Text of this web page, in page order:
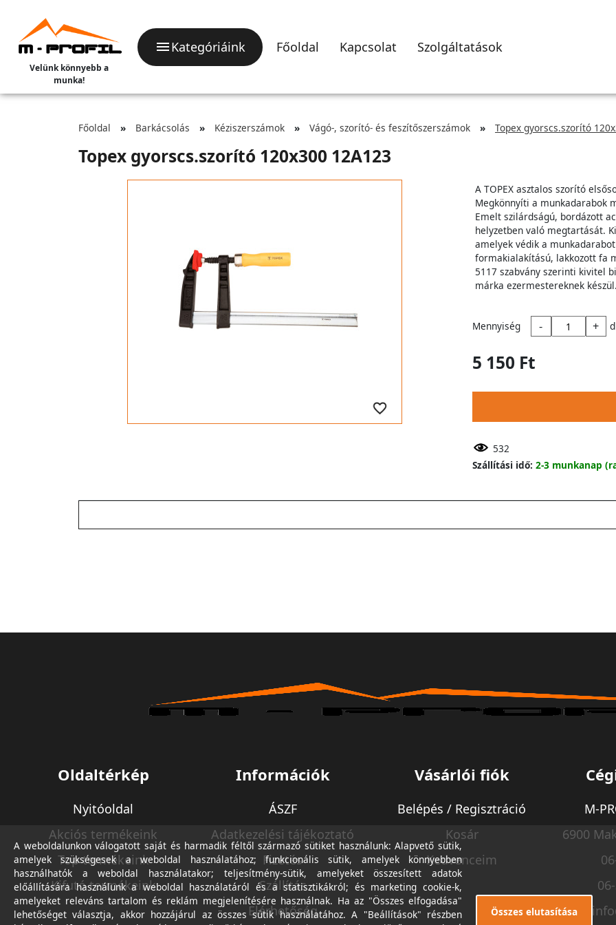
Velünk könnyebb a
munka!
Kategóriáink Főoldal Kapcsolat Szolgáltatások
Főoldal Barkácsolás Kéziszerszámok Vágó-, szorító- és feszítőszerszámok Topex gyorscs.szorító
Topex gyorscs.szorító 120x300 12A123
A TOPEX asztalos szorító
Megkönnyíti a munkadarabok
Emelt szilárdságú, bordázott
helyzetben való megtartását.
amelyek védik a
formakialakítású, lakkozott fa
5117 szabvány szerinti kivitel
márka ezermestereknek készül.
Mennyiség - +
5 150 Ft
532
Szállítási idő: 2-3 munkanap
Oldaltérkép
Nyitóoldal
Akciós termékeink
Top termékeink
Kifutó termékeink
Információk
ÁSZF
Adatkezelési tájékoztató
Fizetés
Szállítás
Elérhetőség
Vásárlói fiók
Belépés / Regisztráció
Kosár
Kedvenceim
M-
6900
A weboldalunkon válogatott saját és harmadik féltől származó sütiket használunk: Alapvető sütik,
amelyek szükségesek a weboldal használatához; funkcionális sütik, amelyek könnyebben
használhatók a weboldal használatakor; teljesítmény-sütik, amelyeket összesített adatok
előállítására használunk a weboldal használatáról és a statisztikákról; és marketing cookie-k,
amelyeket releváns tartalom és reklám megjelenítésére használnak. Ha az "Összes elfogadása"
lehetőséget választja, akkor hozzájárul az összes sütik használatához. A "Beállítások" részben
Összes elutasítása